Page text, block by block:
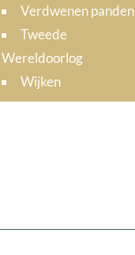
Verdwenen panden
Tweede
Wereldoorlog
Wijken